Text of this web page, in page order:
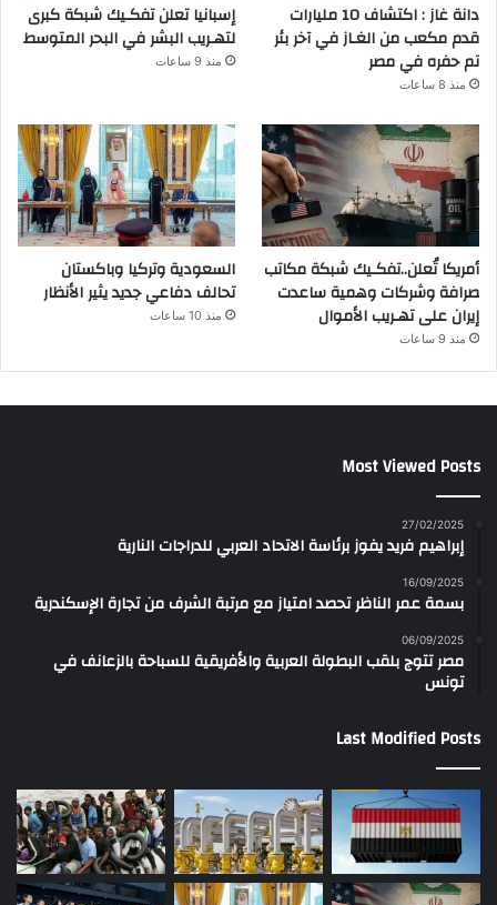
دانة غاز : اكتشاف 10 مليارات
قدم مكعب من الغـاز في آخر بئر
تم حفره في مصر
منذ 8 ساعات
إسبانيا تعلن تفكـيك شبكة كبرى
لتهـريب البشر في البحر المتوسط
منذ 9 ساعات
أمريكا تُعلن..تفكـيك شبكة مكاتب
صرافة وشركات وهمية ساعدت
إيران على تهـريب الأموال
منذ 9 ساعات
السعودية وتركيا وباكستان
تحالف دفاعي جديد يثير الأنظار
منذ 10 ساعات
Most Viewed Posts
27/02/2025
إبراهيم فريد يفوز برئاسة الاتحاد العربي للدراجات النارية
16/09/2025
بسمة عمر الناظر تحصد امتياز مع مرتبة الشرف من تجارة الإسكندرية
06/09/2025
مصر تتوج بلقب البطولة العربية والأفريقية للسباحة بالزعانف في
تونس
Last Modified Posts